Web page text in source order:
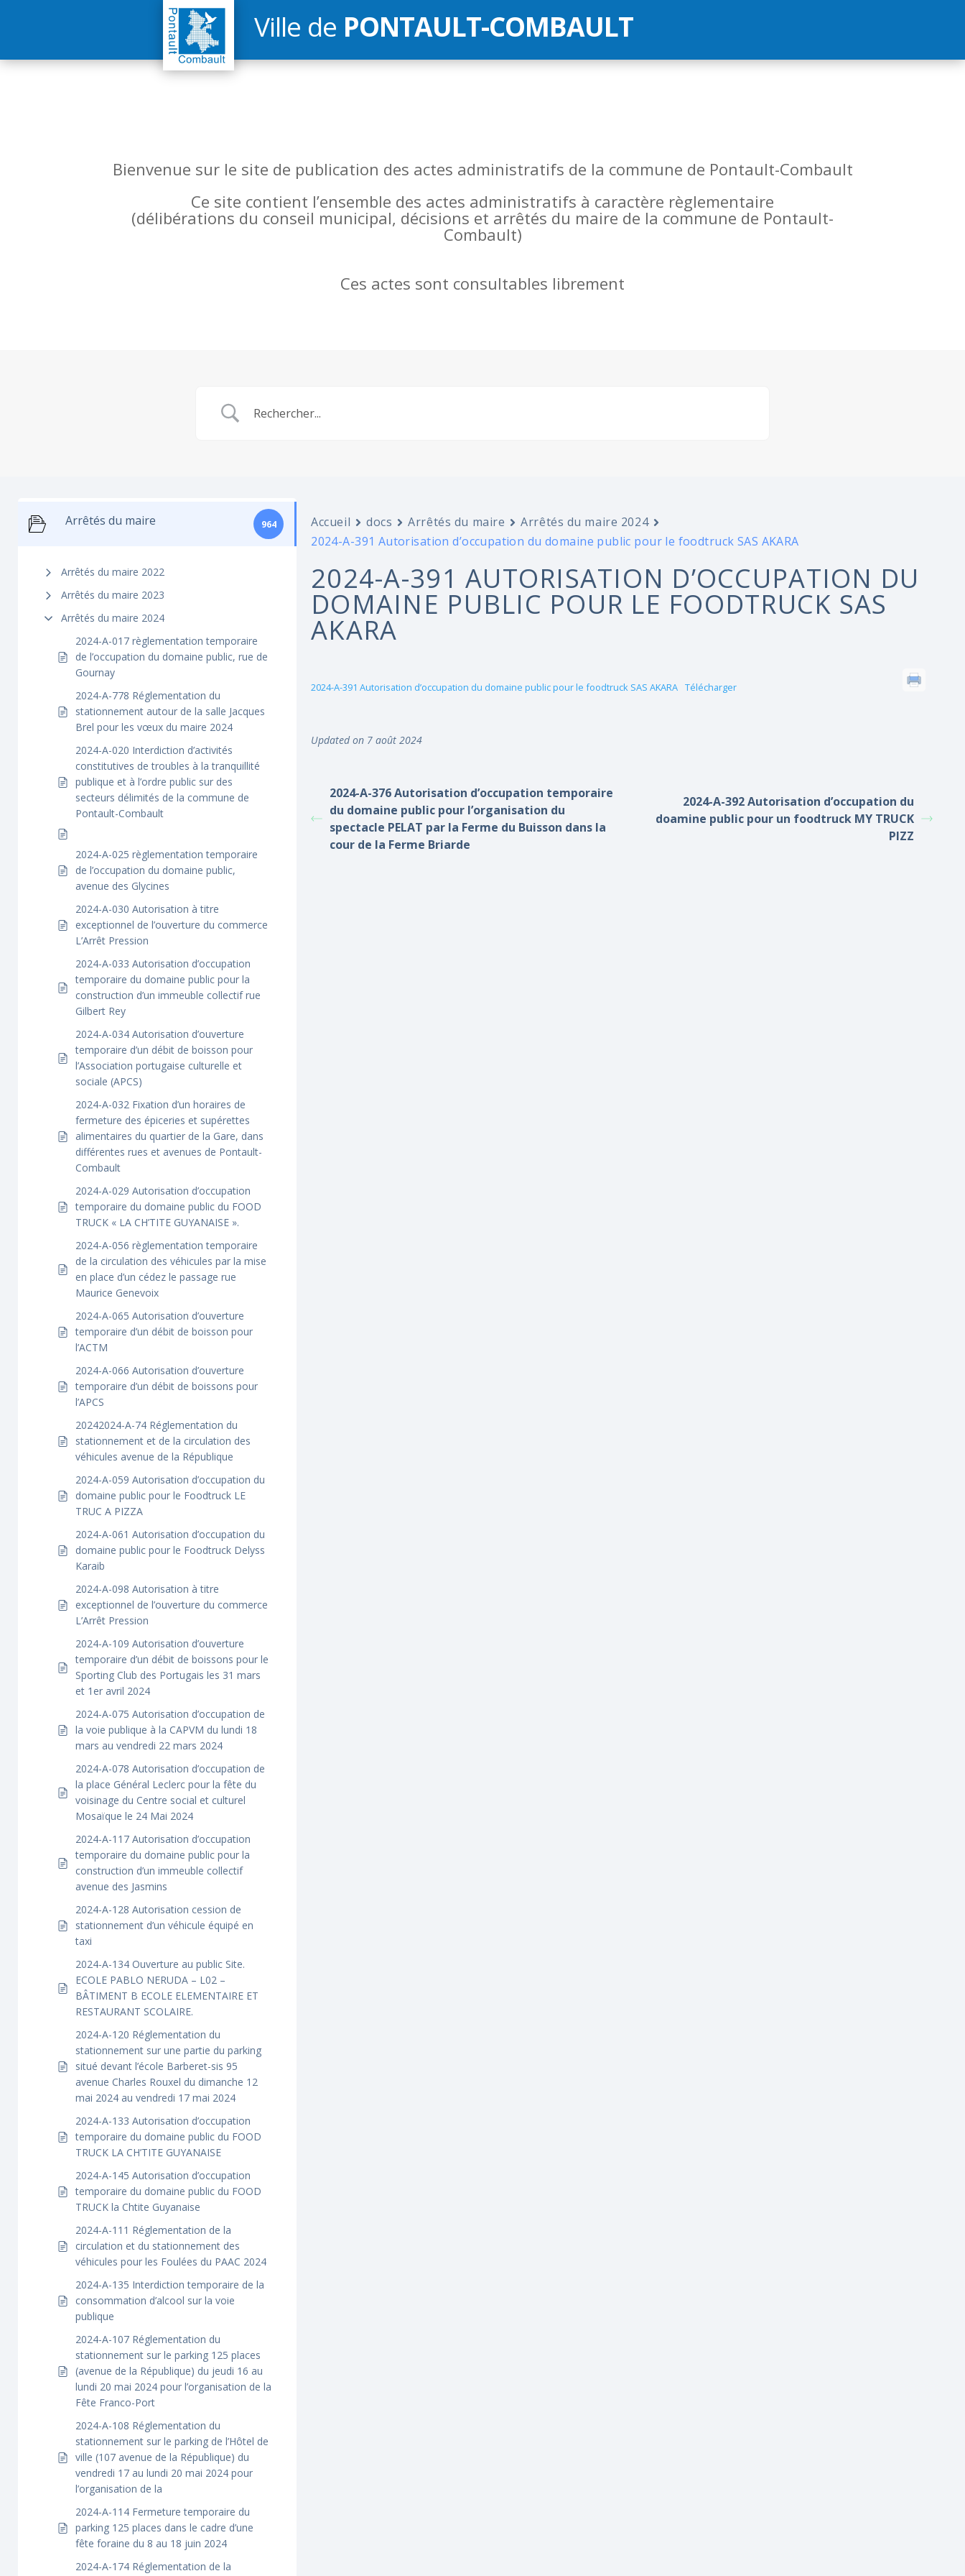
Ville de PONTAULT-COMBAULT
Bienvenue sur le site de publication des actes administratifs de la commune de Pontault-Combault
Ce site contient l’ensemble des actes administratifs à caractère règlementaire
(délibérations du conseil municipal, décisions et arrêtés du maire de la commune de Pontault-
Combault)
Ces actes sont consultables librement
Arrêtés du maire 964
Arrêtés du maire 2022
Arrêtés du maire 2023
Arrêtés du maire 2024
2024-A-017 règlementation temporaire
de l’occupation du domaine public, rue de
Gournay
2024-A-778 Réglementation du
stationnement autour de la salle Jacques
Brel pour les vœux du maire 2024
2024-A-020 Interdiction d’activités
constitutives de troubles à la tranquillité
publique et à l’ordre public sur des
secteurs délimités de la commune de
Pontault-Combault
2024-A-025 règlementation temporaire
de l’occupation du domaine public,
avenue des Glycines
2024-A-030 Autorisation à titre
exceptionnel de l’ouverture du commerce
L’Arrêt Pression
2024-A-033 Autorisation d’occupation
temporaire du domaine public pour la
construction d’un immeuble collectif rue
Gilbert Rey
2024-A-034 Autorisation d’ouverture
temporaire d’un débit de boisson pour
l’Association portugaise culturelle et
sociale (APCS)
2024-A-032 Fixation d’un horaires de
fermeture des épiceries et supérettes
alimentaires du quartier de la Gare, dans
différentes rues et avenues de Pontault-
Combault
2024-A-029 Autorisation d’occupation
temporaire du domaine public du FOOD
TRUCK « LA CH’TITE GUYANAISE ».
2024-A-056 règlementation temporaire
de la circulation des véhicules par la mise
en place d’un cédez le passage rue
Maurice Genevoix
2024-A-065 Autorisation d’ouverture
temporaire d’un débit de boisson pour
l’ACTM
2024-A-066 Autorisation d’ouverture
temporaire d’un débit de boissons pour
l’APCS
20242024-A-74 Réglementation du
stationnement et de la circulation des
véhicules avenue de la République
2024-A-059 Autorisation d’occupation du
domaine public pour le Foodtruck LE
TRUC A PIZZA
2024-A-061 Autorisation d’occupation du
domaine public pour le Foodtruck Delyss
Karaib
2024-A-098 Autorisation à titre
exceptionnel de l’ouverture du commerce
L’Arrêt Pression
2024-A-109 Autorisation d’ouverture
temporaire d’un débit de boissons pour le
Sporting Club des Portugais les 31 mars
et 1er avril 2024
2024-A-075 Autorisation d’occupation de
la voie publique à la CAPVM du lundi 18
mars au vendredi 22 mars 2024
2024-A-078 Autorisation d’occupation de
la place Général Leclerc pour la fête du
voisinage du Centre social et culturel
Mosaïque le 24 Mai 2024
2024-A-117 Autorisation d’occupation
temporaire du domaine public pour la
construction d’un immeuble collectif
avenue des Jasmins
2024-A-128 Autorisation cession de
stationnement d’un véhicule équipé en
taxi
2024-A-134 Ouverture au public Site.
ECOLE PABLO NERUDA – L02 –
BÂTIMENT B ECOLE ELEMENTAIRE ET
RESTAURANT SCOLAIRE.
2024-A-120 Réglementation du
stationnement sur une partie du parking
situé devant l’école Barberet-sis 95
avenue Charles Rouxel du dimanche 12
mai 2024 au vendredi 17 mai 2024
2024-A-133 Autorisation d’occupation
temporaire du domaine public du FOOD
TRUCK LA CH’TITE GUYANAISE
2024-A-145 Autorisation d’occupation
temporaire du domaine public du FOOD
TRUCK la Chtite Guyanaise
2024-A-111 Réglementation de la
circulation et du stationnement des
véhicules pour les Foulées du PAAC 2024
2024-A-135 Interdiction temporaire de la
consommation d’alcool sur la voie
publique
2024-A-107 Réglementation du
stationnement sur le parking 125 places
(avenue de la République) du jeudi 16 au
lundi 20 mai 2024 pour l’organisation de la
Fête Franco-Port
2024-A-108 Réglementation du
stationnement sur le parking de l’Hôtel de
ville (107 avenue de la République) du
vendredi 17 au lundi 20 mai 2024 pour
l’organisation de la
2024-A-114 Fermeture temporaire du
parking 125 places dans le cadre d’une
fête foraine du 8 au 18 juin 2024
2024-A-174 Réglementation de la
Accueil docs Arrêtés du maire
Arrêtés du maire 2024
2024-A-391 Autorisation d’occupation du domaine public pour le foodtruck SAS AKARA
2024-A-391 AUTORISATION D’OCCUPATION DU
DOMAINE PUBLIC POUR LE FOODTRUCK SAS
AKARA
2024-A-391 Autorisation d’occupation du domaine public pour le foodtruck SAS AKARA Télécharger
Updated on 7 août 2024
2024-A-376 Autorisation d’occupation temporaire
du domaine public pour l’organisation du
spectacle PELAT par la Ferme du Buisson dans la
cour de la Ferme Briarde
2024-A-392 Autorisation d’occupation du
doamine public pour un foodtruck MY TRUCK
PIZZ